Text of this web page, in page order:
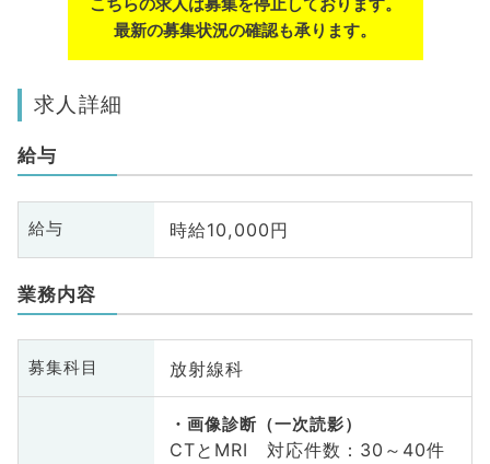
最新の募集状況の確認も承ります。
求人詳細
給与
給与 時給10,000円
業務内容
募集科目 放射線科
画像診断（一次読影）
CTとMRI 対応件数：30～40件